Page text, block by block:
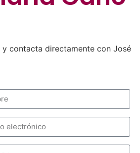
y contacta directamente con José